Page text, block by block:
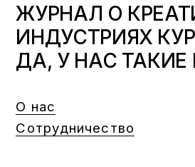
ЖУРНАЛ О
ИНДУСТРИЯХ
ДА, У НАС ТАКИЕ
О нас
Сотрудничество